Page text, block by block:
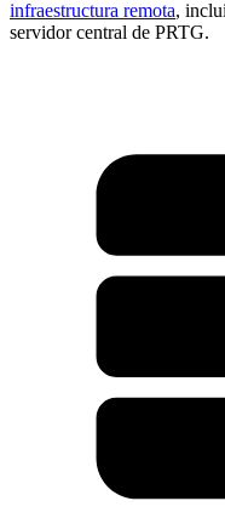
infraestructura remota,
servidor central de PRTG.